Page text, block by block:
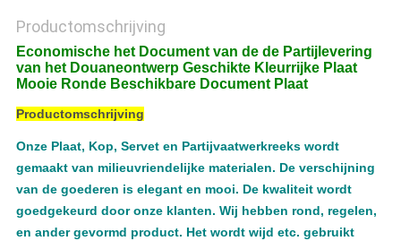
Productomschrijving
Economische het Document van de de Partijlevering
van het Douaneontwerp Geschikte Kleurrijke Plaat
Mooie Ronde Beschikbare Document Plaat
Productomschrijving
Onze Plaat, Kop, Servet en Partijvaatwerkreeks wordt
gemaakt van milieuvriendelijke materialen. De verschijning
van de goederen is elegant en mooi. De kwaliteit wordt
goedgekeurd door onze klanten. Wij hebben rond, regelen,
en ander gevormd product. Het wordt wijd etc. gebruikt